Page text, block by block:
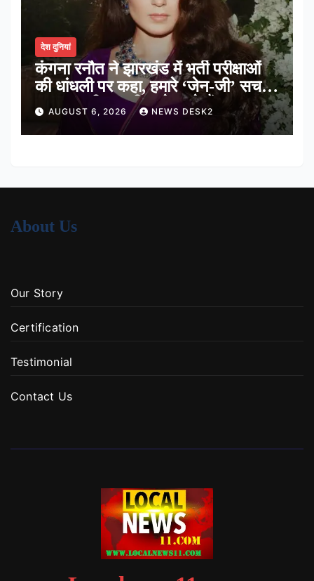
देश दुनियां
कंगना रनौत ने झारखंड में भर्ती परीक्षाओं
की धांधली पर कहा, हमारे ‘जेन-जी’ सच में
हर तरह की तकलीफ झेल रहे हैं
AUGUST 6, 2026 NEWS DESK2
About Us
Our Story
Certification
Testimonial
Contact Us